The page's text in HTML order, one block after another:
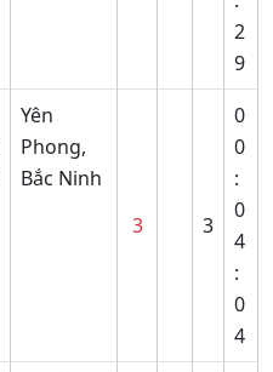
2
9
Yên
Phong,
Bắc Ninh
3
3
0
0
:
0
4
:
0
4